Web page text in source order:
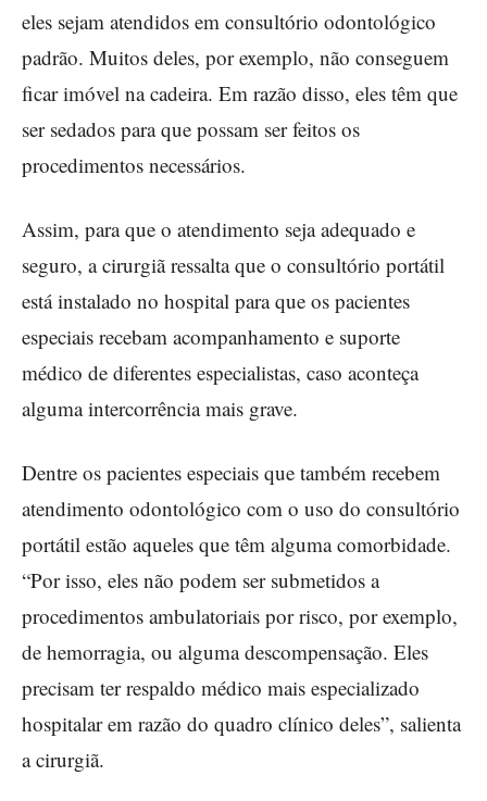
eles sejam atendidos em consultório odontológico
padrão. Muitos deles, por exemplo, não conseguem
ficar imóvel na cadeira. Em razão disso, eles têm que
ser sedados para que possam ser feitos os
procedimentos necessários.
Assim, para que o atendimento seja adequado e
seguro, a cirurgiã ressalta que o consultório portátil
está instalado no hospital para que os pacientes
especiais recebam acompanhamento e suporte
médico de diferentes especialistas, caso aconteça
alguma intercorrência mais grave.
Dentre os pacientes especiais que também recebem
atendimento odontológico com o uso do consultório
portátil estão aqueles que têm alguma comorbidade.
“Por isso, eles não podem ser submetidos a
procedimentos ambulatoriais por risco, por exemplo,
de hemorragia, ou alguma descompensação. Eles
precisam ter respaldo médico mais especializado
hospitalar em razão do quadro clínico deles”, salienta
a cirurgiã.